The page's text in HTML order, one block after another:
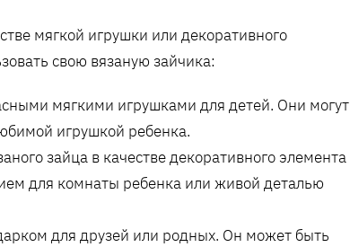
мягкой игрушки или декоративного
свою вязаную зайчика:
мягкими игрушками для детей. Они могут
игрушкой ребенка.
зайца в качестве декоративного элемента
для комнаты ребенка или живой деталью
для друзей или родных. Он может быть